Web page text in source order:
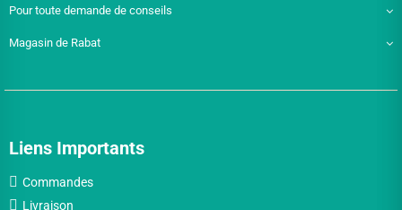
Pour toute demande de conseils
Magasin de Rabat
Liens Importants
Commandes
Livraison